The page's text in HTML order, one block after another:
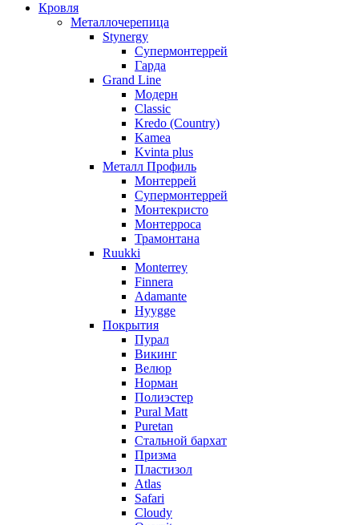
Кровля
Металлочерепица
Stynergy
Супермонтеррей
Гарда
Grand Line
Модерн
Classic
Kredo (Country)
Kamea
Kvinta plus
Металл Профиль
Монтеррей
Супермонтеррей
Монтекристо
Монтерроса
Трамонтана
Ruukki
Monterrey
Finnera
Adamante
Hyygge
Покрытия
Пурал
Викинг
Велюр
Норман
Полиэстер
Pural Matt
Puretan
Стальной бархат
Призма
Пластизол
Atlas
Safari
Cloudy